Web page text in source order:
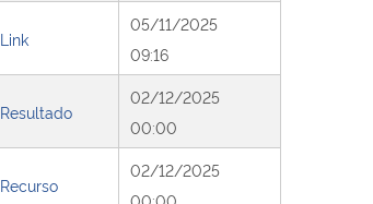
Link
05/11/2025
09:16
Resultado
02/12/2025
00:00
Recurso
02/12/2025
00:00